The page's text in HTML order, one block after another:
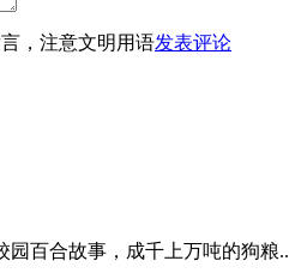
，注意文明用语发表评论
园百合故事，成千上万吨的狗粮